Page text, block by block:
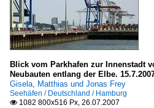
Blick vom Parkhafen zur Innenstadt
Neubauten entlang der Elbe.
Gisela, Matthias und Jonas Frey
Seehäfen / Deutschland / Hamburg
 1082 800x516 Px, 26.07.2007